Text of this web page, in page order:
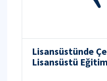
Lisansüstünde
Lisansüstü